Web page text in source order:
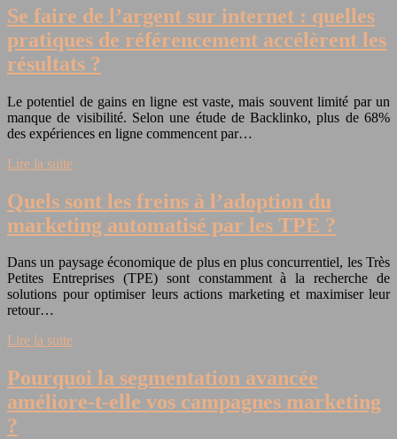
Se faire de l’argent sur internet : quelles
pratiques de référencement accélèrent les
résultats ?
Le potentiel de gains en ligne est vaste, mais souvent limité par un
manque de visibilité. Selon une étude de Backlinko, plus de 68%
des expériences en ligne commencent par…
Lire la suite
Quels sont les freins à l’adoption du
marketing automatisé par les TPE ?
Dans un paysage économique de plus en plus concurrentiel, les Très
Petites Entreprises (TPE) sont constamment à la recherche de
solutions pour optimiser leurs actions marketing et maximiser leur
retour…
Lire la suite
Pourquoi la segmentation avancée
améliore-t-elle vos campagnes marketing
?